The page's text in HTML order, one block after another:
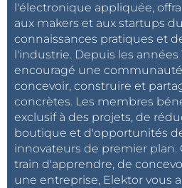
l'électronique appliquée,
aux makers et aux startups
connaissances pratiques et
l'industrie. Depuis les années
encouragé une
concevoir, construire et
concrètes. Les membres
exclusif à des projets, de
boutique et d'opportunités
innovateurs de premier plan.
train d'apprendre, de
une entreprise, Elektor vous